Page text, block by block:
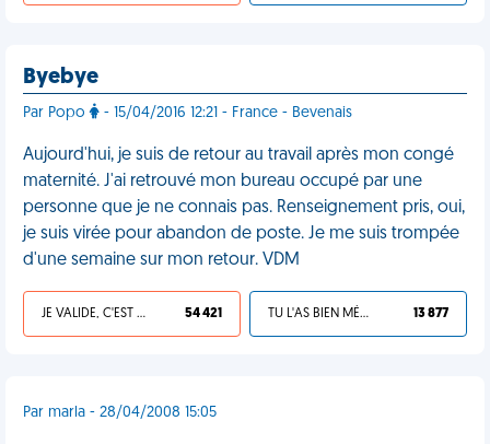
Byebye
Par Popo - 15/04/2016 12:21 - France - Bevenais
Aujourd'hui, je suis de retour au travail après mon congé
maternité. J'ai retrouvé mon bureau occupé par une
personne que je ne connais pas. Renseignement pris, oui,
je suis virée pour abandon de poste. Je me suis trompée
d'une semaine sur mon retour. VDM
JE VALIDE, C'EST UNE VDM 54 421 TU L'AS BIEN MÉRITÉ 13 877
Par marla - 28/04/2008 15:05